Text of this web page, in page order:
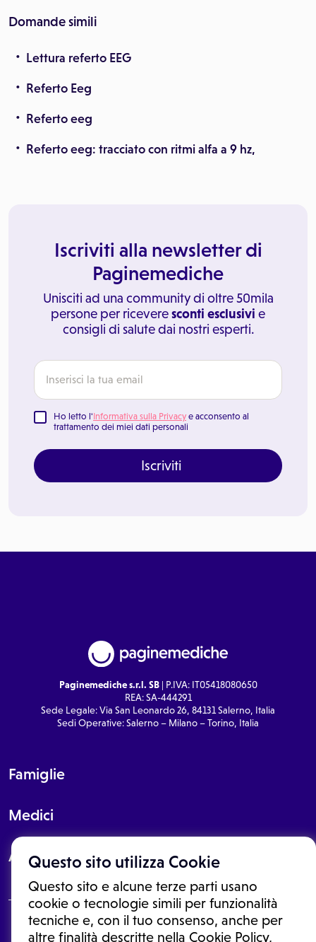
Questo sito utilizza Cookie
Questo sito e alcune terze parti usano
cookie o tecnologie simili per funzionalità
tecniche e, con il tuo consenso, anche per
altre finalità descritte nella Cookie Policy,
Domande simili
Lettura referto EEG
Referto Eeg
Referto eeg
Referto eeg: tracciato con ritmi alfa a 9 hz,
Iscriviti alla newsletter di
Paginemediche
Unisciti ad una community di oltre 50mila
persone per riceveresconti esclusivi e
consigli di salute dai nostri esperti.
Ho letto l'Informativa sulla Privacy e acconsento al
trattamento dei miei dati personali
Iscriviti
Paginemediche s.r.l. SB| P.IVA: IT05418080650
REA: SA-444291
Sede Legale: Via San Leonardo 26, 84131 Salerno, Italia
Sedi Operative: Salerno – Milano – Torino, Italia
Famiglie
Medici
About
Le informazioni proposte in questo sito non sono un consulto medico.